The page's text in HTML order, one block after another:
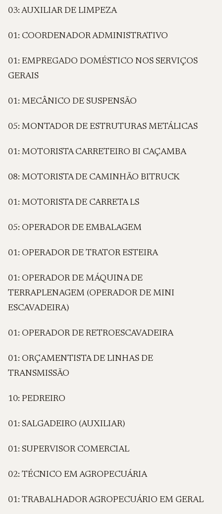
03: AUXILIAR DE LIMPEZA
01: COORDENADOR ADMINISTRATIVO
01: EMPREGADO DOMÉSTICO NOS SERVIÇOS
GERAIS
01: MECÂNICO DE SUSPENSÃO
05: MONTADOR DE ESTRUTURAS METÁLICAS
01: MOTORISTA CARRETEIRO BI CAÇAMBA
08: MOTORISTA DE CAMINHÃO BITRUCK
01: MOTORISTA DE CARRETA LS
05: OPERADOR DE EMBALAGEM
01: OPERADOR DE TRATOR ESTEIRA
01: OPERADOR DE MÁQUINA DE
TERRAPLENAGEM (OPERADOR DE MINI
ESCAVADEIRA)
01: OPERADOR DE RETROESCAVADEIRA
01: ORÇAMENTISTA DE LINHAS DE
TRANSMISSÃO
10: PEDREIRO
01: SALGADEIRO (AUXILIAR)
01: SUPERVISOR COMERCIAL
02: TÉCNICO EM AGROPECUÁRIA
01: TRABALHADOR AGROPECUÁRIO EM GERAL